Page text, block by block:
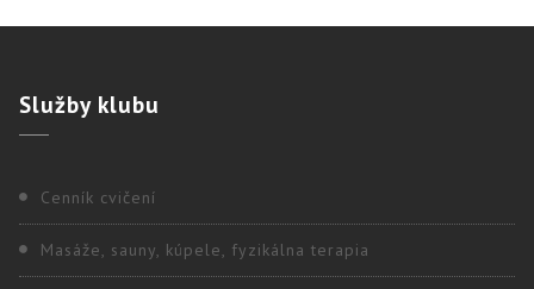
Službyklubu
Cenník cvičení
Masáže, sauny, kúpele, fyzikálna terapia